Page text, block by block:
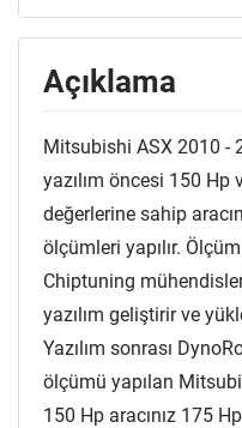
Açıklama
Mitsubishi ASX 2010 -
yazılım öncesi 150
değerlerine sahip
ölçümleri yapılır.
Chiptuning
yazılım geliştirir ve
Yazılım sonrası
ölçümü yapılan
150 Hp aracınız 175